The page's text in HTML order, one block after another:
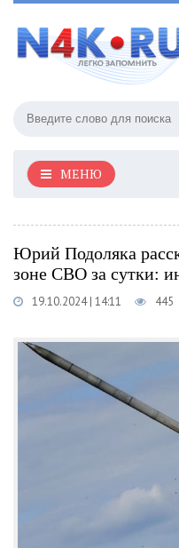
МЕНЮ
Юрий Подоляка
зоне СВО за сутки:
19.10.2024 | 14:11 445